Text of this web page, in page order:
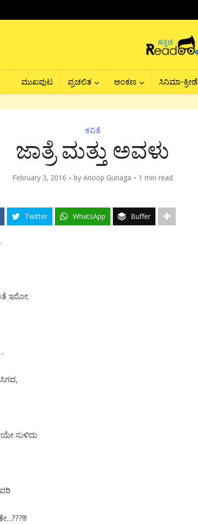
ಮುಖಪುಟ ಪ್ರಚಲಿತ ಅಂಕಣ ಸಿನಿಮಾ-ಕ್ರೀಡೆ
ಕವಿತೆ
ಜಾತ್ರೆ ಮತ್ತು ಅವಳು
February 3, 2016 by Anoop Gunaga 1 min read
Twitter WhatsApp Buffer
ಇರೋ;
ಸುಳಿದು